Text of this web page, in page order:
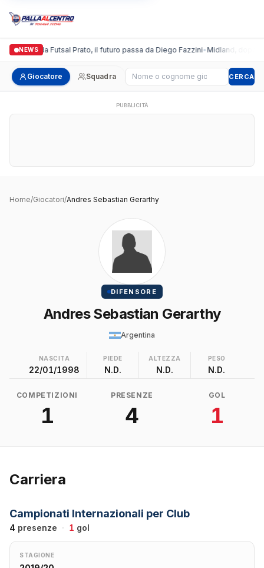
NEWS
Italgronda Futsal Prato, il futuro passa da Diego Fazzini•Midland, doppio
Giocatore Squadra Cerca giocatore CERCA
PUBBLICITÀ
Home/Giocatori/Andres Sebastian Gerarthy
DIFENSORE
Andres Sebastian Gerarthy
Argentina
NASCITA
22/01/1998
PIEDE
N.D.
ALTEZZA
N.D.
PESO
N.D.
COMPETIZIONI
1
PRESENZE
4
GOL
1
Carriera
Campionati Internazionali per Club
4 presenze · 1 gol
STAGIONE